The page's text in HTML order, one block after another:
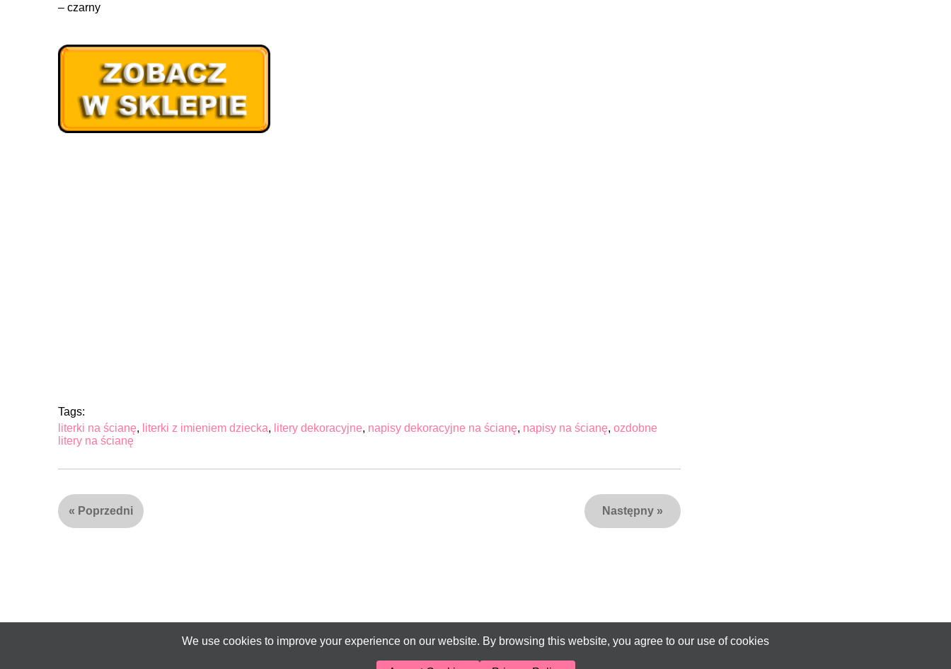
– czarny
Tags:
literki na ścianę, literki z imieniem dziecka, litery dekoracyjne, napisy dekoracyjne na ścianę, napisy na ścianę, ozdobne
litery na ścianę
« Poprzedni Następny »
We use cookies to improve your experience on our website. By browsing this website, you agree to our use of cookies